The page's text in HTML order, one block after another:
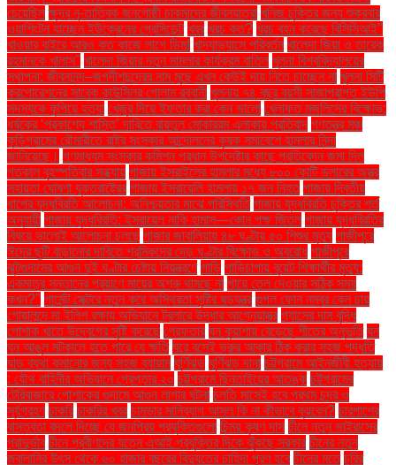
চেয়েছিল ক্ষুদ্র নৃ-তাত্বিক জনগোষ্ঠী চাকমাদের জীবনযাত্রা খনিজ চুক্তির জন্য শুক্রবার
ওয়াশিংটন যাচ্ছেন ইউক্রেনের প্রেসিডেন্ট খবর খরচ কত? খরচ বহন করেছে বিসিসিআই"
খাওয়ার বাইরে আরও কত কাজে লাগে ডিম! খাদ্যাভ্যাসে পরিবর্তন খালেদা জিয়া ও তারেক
রহমানকে খালাস'' খালেদা জিয়ার নতুন মামলার কার্যক্রম বাতিল খুলনা বিশ্ববিদ্যালয়ের
স্থাপনা: জীবনানন্দ–জগদীশচন্দ্রের নাম মুছে এখন কেউই দায় নিতে চাচ্ছেন না খুলনা সিটি
করপোরেশনের সাবেক কাউন্সিলর গোলাম রব্বানী খুলনায় ৭৪ বছর বয়সী সাজাপ্রাপ্ত ইউপি
সদস্যকে কুপিয়ে হত্যা খেজুর দিয়ে ইফতার করা কেন ভালো খেলাফত মজলিসের বিক্ষোভ:
ধর্ষকের ‘প্রকাশ্যে শাস্তি’ দাবিতে বায়তুল মোকাররম এলাকায় প্রতিবাদ গণতন্ত্র মঞ্চ
কুড়িগ্রামের রৌমারীতে রাষ্ট্র সংস্কার আন্দোলনের কৃষক সমাবেশে হামলার নিন্দা
জানিয়েছে। গণমাধ্যম সংস্কার কমিশন প্রধান উপদেষ্টার কাছে প্রতিবেদন জমা দিল
গতকাল বৃহস্পতিবার সন্ধ্যায় গাজায় ইসরাইলের হামলার মধ্যে ৮০০ কোটি ডলারের অস্ত্র
সহায়তা ঘোষণা যুক্তরাষ্ট্রের গাজায় ইসরায়েলি হামলায় ১৭ জন নিহত গাজায় দ্বিতীয়
ধাপের যুদ্ধবিরতি আলোচনা: অনিশ্চয়তার মাঝে পরিস্থিতি গাজায় যুদ্ধবিরতি চুক্তির শর্ত
অনুযায়ী গাজায় যুদ্ধবিরতি: ইসরায়েল নাকি হামাস—কোন পক্ষ জিতল গাজায় যুদ্ধবিরতির
বিষয়ে ভালোই আলোচনা চলছে গাজার জাবালিয়ায় ৪৮ ঘণ্টায় ৫০ শিশুর মৃত্যু গাজীপুরে
ঈদের ছুটি বাড়ানোর দাবিতে শ্রমিকদের দেড় ঘণ্টার বিক্ষোভ ও অবরোধ গাজীপুরে
ঝুটগুদামের আগুন দুই ঘণ্টার চেষ্টায় নিয়ন্ত্রণে গাড়ি গাড়িচাপায় বুয়েট শিক্ষার্থীর মৃত্যু:
একমাত্র সন্তানের প্রয়াণে মায়ের অশ্রু থামছে না গায়ে তেল দেওয়ার সঠিক সময়
কখন?" গার্মেন্ট সেক্টরে নতুন করে অস্থিরতা সৃষ্টির ষড়যন্ত্র গুগল ফোন নম্বর কেন চায়
গোয়ালন্দে মা ইলিশ রক্ষায় অভিযানে ট্রলারে উদ্ধার আগ্নেয়াস্ত্র গ্যাসের দাম বৃদ্ধি
পোশাক খাতে উদ্বেগের সৃষ্টি করেছে গ্রেফতার ঘন কুয়াশায় বেড়েছে শীতের অনুভূতি ঘন
ঘন আঙুল মটকালে হতে পারে যে ক্ষতি ঘরে বসেই ভ্রুর আকার ঠিক করার সহজ পদ্ধতি
ঘাড় ব্যথা কমানোর জন্য সহজ ব্যায়াম ঘূর্ণিঝড় ঘূর্ণিঝড় দানা চট্টগ্রামে আইনজীবী হত্যায়
: যৌথ বাহিনীর অভিযানে গ্রেপ্তার ২০ চট্টগ্রামে ছিনতাইয়ের আতঙ্ক চট্টগ্রামের
টেরিবাজারে পোশাকের গুদামে আগুন লাগার ঘটনা চলতি মাসেই হবে প্রথম চন্দ্র ও
সূর্যগ্রহণ চাকরি চাকরির খবর চামড়ার মানিব্যাগ আসল কি না কীভাবে বুঝবেন? চারপাশের
বাস্তবতা বদলে দিচ্ছে যে জনপ্রিয় প্রযুক্তিগুলো চিন্ময় কৃষ্ণ দাস চীনে নতুন ভাইরাসের
প্রাদুর্ভাব চীনে প্রবীণদের যত্নে এআই প্রযুক্তির দিকে ঝুঁকছে সরকার চীনের নতুন
জ্বালানির উৎস থেকে ৬০ হাজার বছরের বিদ্যুতের চাহিদা পূরণ হবে চীনের মতে চুরির